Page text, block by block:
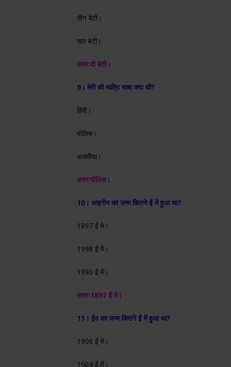
तीन बेटी।
चार बेटी।
उत्तरःदौ बेटी।
9। मेरी की मात्रि भाषा क्या थी?
हिंदी।
पोलिस।
असमीया।
उत्तरःपोलिस।
10। आइरीन का जन्म कितने ईं में हुआ था?
1897 ईं मे।
1998 ईं में।
1990 ईं में।
उत्तरः1897 ईं मे।
11। ईव का जन्म कितने ईं में हुआ था?
1906 ईं में।
1904 ईं में।